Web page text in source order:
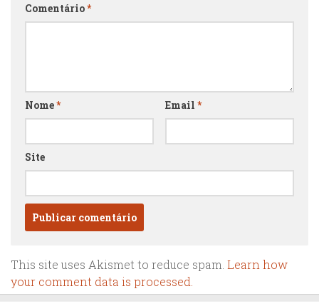
Comentário*
Nome* Email *
Site
This site uses Akismet to reduce spam. Learn how
your comment data is processed.